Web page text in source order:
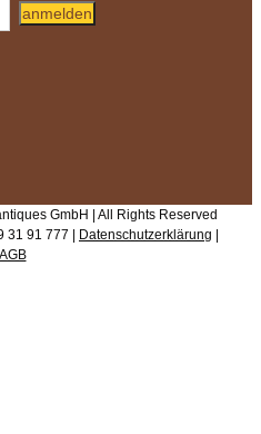
anmelden
GmbH | All Rights Reserved
31 91 777 | Datenschutzerklärung |
AGB